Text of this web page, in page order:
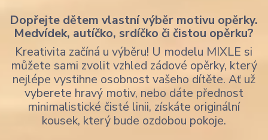
Dopřejte dětem vlastní výběr motivu opěrky.
Medvídek, autíčko, srdíčko či čistou opěrku?
Kreativita začíná u výběru! U modelu MIXLE si
můžete sami zvolit vzhled zádové opěrky, který
nejlépe vystihne osobnost vašeho dítěte. Ať už
vyberete hravý motiv, nebo dáte přednost
minimalistické čisté linii, získáte originální
kousek, který bude ozdobou pokoje.